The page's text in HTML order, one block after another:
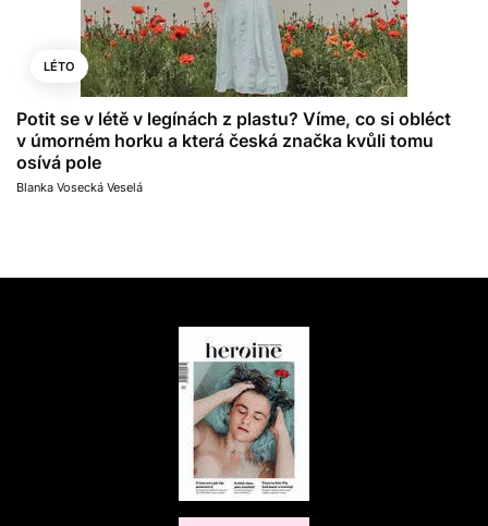
LÉTO
Potit se v létě v legínách z plastu? Víme, co si obléct
v úmorném horku a která česká značka kvůli tomu
osívá pole
Blanka Vosecká Veselá